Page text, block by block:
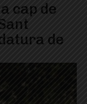
cap de
de